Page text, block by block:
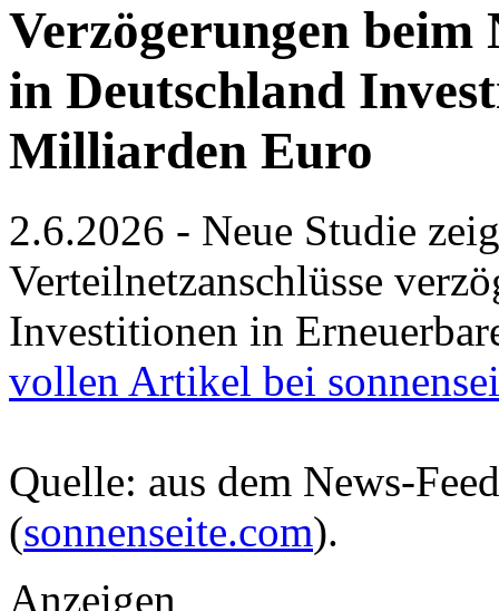
Verzögerungen beim
in Deutschland
Milliarden Euro
2.6.2026 - Neue Studie
Verteilnetzanschlüsse
Investitionen in
vollen Artikel bei
Quelle: aus dem News-
(sonnenseite.com).
Anzeigen